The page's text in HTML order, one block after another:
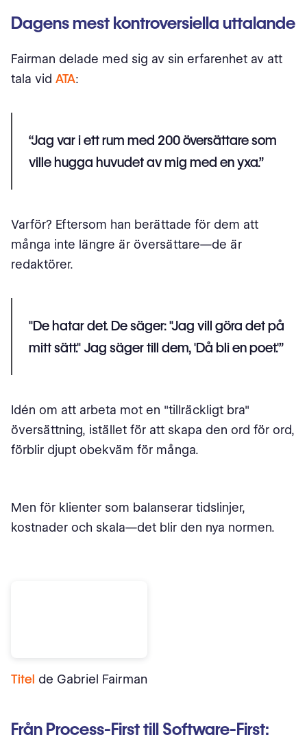
Dagens mest kontroversiella uttalande
Fairman delade med sig av sin erfarenhet av att
tala vid ATA:
“Jag var i ett rum med 200 översättare som
ville hugga huvudet av mig med en yxa.”
Varför? Eftersom han berättade för dem att
många inte längre är översättare—de är
redaktörer.
"De hatar det. De säger: "Jag vill göra det på
mitt sätt." Jag säger till dem, 'Då bli en poet.'”
Idén om att arbeta mot en "tillräckligt bra"
översättning, istället för att skapa den ord för ord,
förblir djupt obekväm för många.
Men för klienter som balanserar tidslinjer,
kostnader och skala—det blir den nya normen.
Titel de Gabriel Fairman
Från Process-First till Software-First: